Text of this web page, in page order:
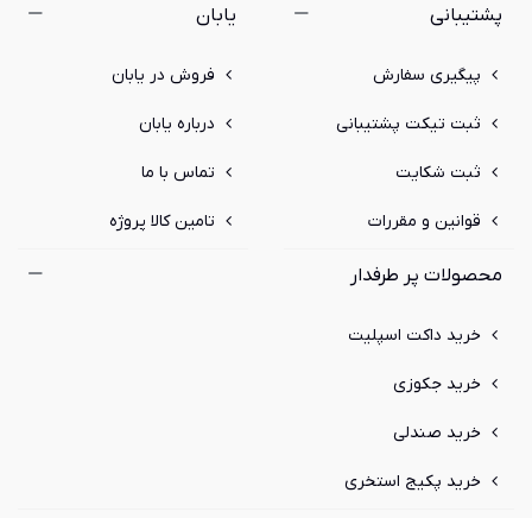
پشتیبانی
پیگیری سفارش
ثبت تیکت پشتیبانی
ثبت شکایت
قوانین و مقررات
یابان
فروش در یابان
درباره یابان
تماس با ما
تامین کالا پروژه
محصولات پر طرفدار
خرید داکت اسپلیت
خرید جکوزی
خرید صندلی
خرید پکیج استخری